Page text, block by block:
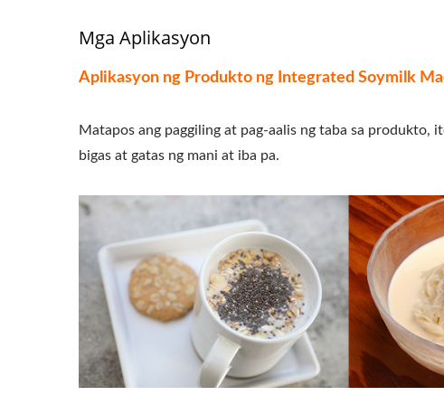
Mga Aplikasyon
Aplikasyon ng Produkto ng Integrated Soymilk
Matapos ang paggiling at pag-aalis ng taba sa produkto,
bigas at gatas ng mani at iba pa.